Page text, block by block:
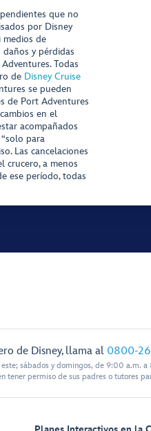
que no
por Disney
medios de
y pérdidas
Todas
de Disney Cruise
se pueden
de Port Adventures
en el
acompañados
para
Las cancelaciones
crucero, a menos
ese período, todas
de Disney, llama al 0800-
sábados y domingos, de 9:00 a.m.
tener permiso de sus padres o tutores